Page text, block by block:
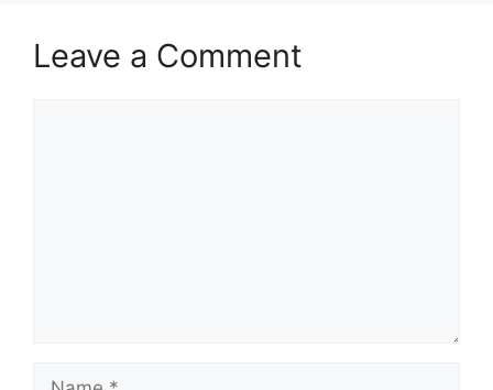
Leave a Comment
Name